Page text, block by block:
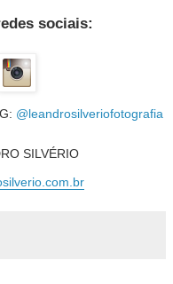
sociais:
@leandrosilveriofotografia
SILVÉRIO